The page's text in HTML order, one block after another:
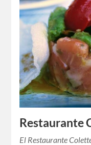
Restaurante
El Restaurante